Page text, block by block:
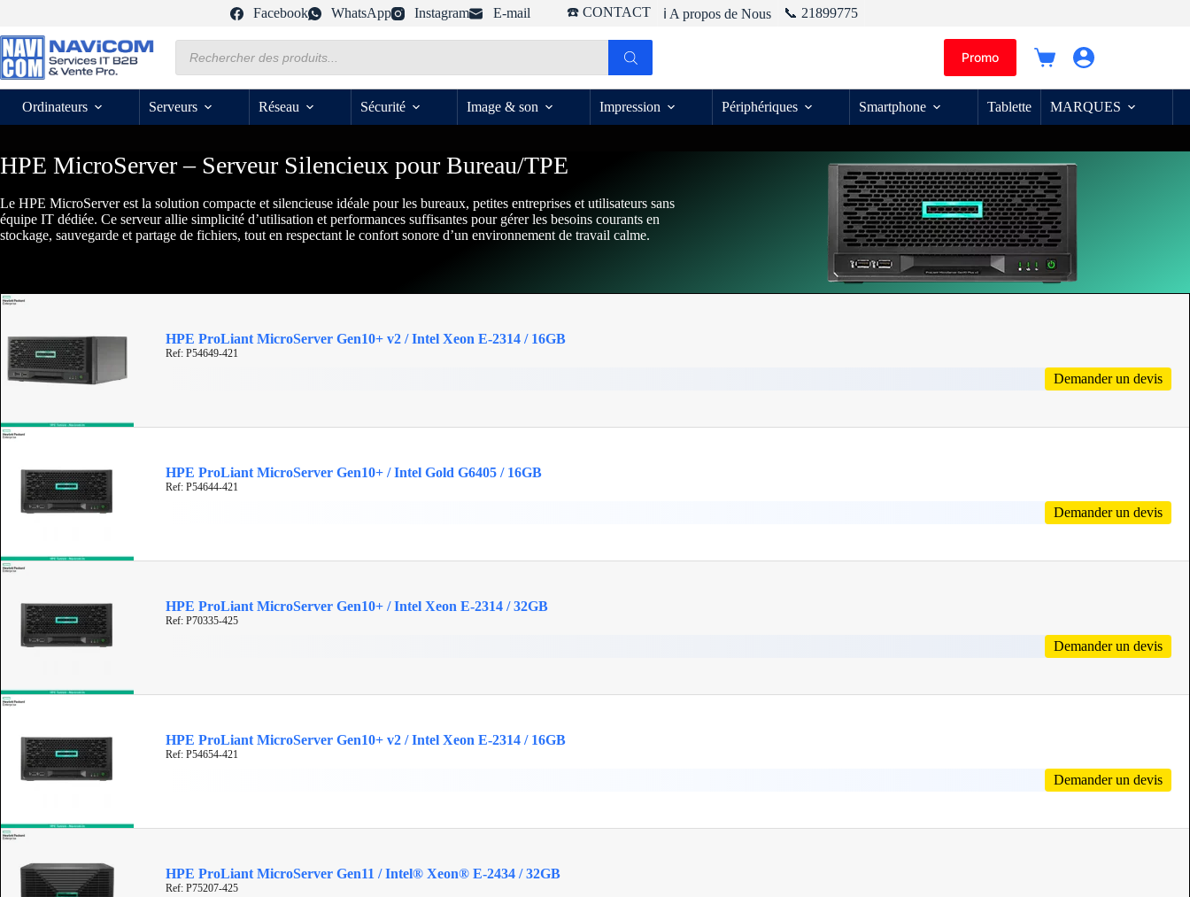
contenu
Facebook WhatsApp Instagram E-mail ☎️ CONTACT ℹ️ A propos de Nous 📞 21899775
produits
Promo
Panier
Ordinateurs
Serveurs Réseau Sécurité Image & son Impression Périphériques Smartphone Tablette MARQUES
HPE MicroServer – Serveur Silencieux pour Bureau/TPE
Le HPE MicroServer est la solution compacte et silencieuse idéale pour les bureaux, petites entreprises et utilisateurs sans
équipe IT dédiée. Ce serveur allie simplicité d’utilisation et performances suffisantes pour gérer les besoins courants en
stockage, sauvegarde et partage de fichiers, tout en respectant le confort sonore d’un environnement de travail calme.
HPE ProLiant MicroServer Gen10+ v2 / Intel Xeon E-2314 / 16GB
Ref: P54649-421
Demander un devis
HPE ProLiant MicroServer Gen10+ / Intel Gold G6405 / 16GB
Ref: P54644-421
Demander un devis
HPE ProLiant MicroServer Gen10+ / Intel Xeon E-2314 / 32GB
Ref: P70335-425
Demander un devis
HPE ProLiant MicroServer Gen10+ v2 / Intel Xeon E-2314 / 16GB
Ref: P54654-421
Demander un devis
HPE ProLiant MicroServer Gen11 / Intel® Xeon® E-2434 / 32GB
Ref: P75207-425